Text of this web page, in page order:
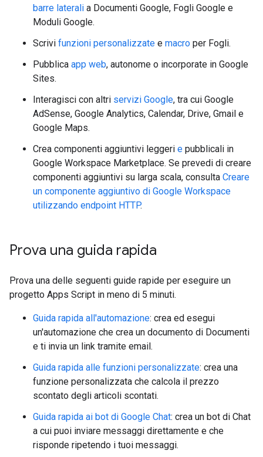
barre laterali a Documenti Google, Fogli Google e
Moduli Google.
Scrivi funzioni personalizzate e macro per Fogli.
Pubblica app web, autonome o incorporate in Google
Sites.
Interagisci con altri servizi Google, tra cui Google
AdSense, Google Analytics, Calendar, Drive, Gmail e
Google Maps.
Crea componenti aggiuntivi leggeri e pubblicali in
Google Workspace Marketplace. Se prevedi di creare
componenti aggiuntivi su larga scala, consulta Creare
un componente aggiuntivo di Google Workspace
utilizzando endpoint HTTP.
Prova una guida rapida
Prova una delle seguenti guide rapide per eseguire un
progetto Apps Script in meno di 5 minuti.
Guida rapida all'automazione: crea ed esegui
un'automazione che crea un documento di Documenti
e ti invia un link tramite email.
Guida rapida alle funzioni personalizzate: crea una
funzione personalizzata che calcola il prezzo
scontato degli articoli scontati.
Guida rapida ai bot di Google Chat: crea un bot di Chat
a cui puoi inviare messaggi direttamente e che
risponde ripetendo i tuoi messaggi.